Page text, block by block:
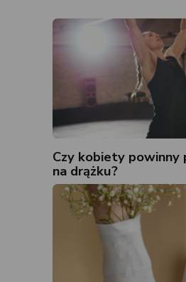
Czy kobiety powinny
na drążku?